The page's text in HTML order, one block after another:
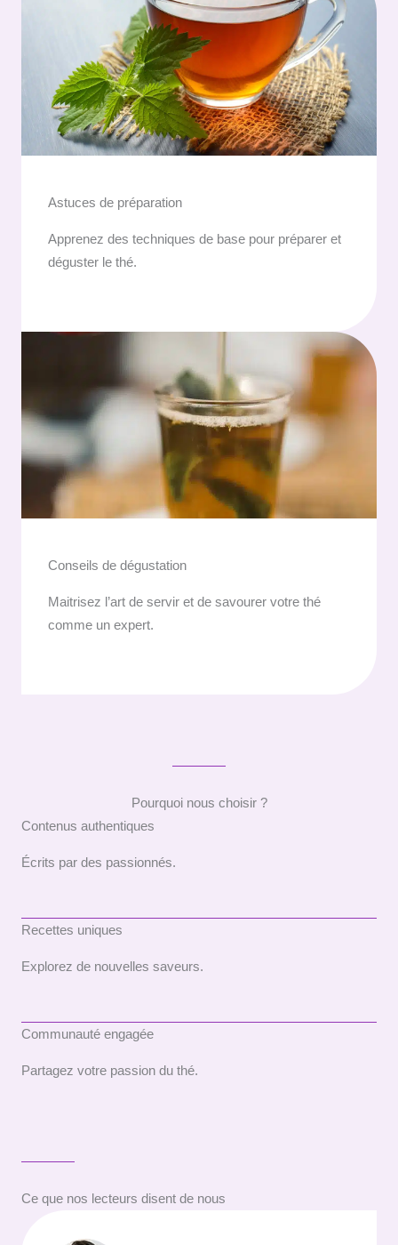
Astuces de préparation
Apprenez des techniques de base pour préparer et
déguster le thé.
Conseils de dégustation
Maitrisez l’art de servir et de savourer votre thé
comme un expert.
Pourquoi nous choisir ?
Contenus authentiques
Écrits par des passionnés.
Recettes uniques
Explorez de nouvelles saveurs.
Communauté engagée
Partagez votre passion du thé.
Ce que nos lecteurs disent de nous